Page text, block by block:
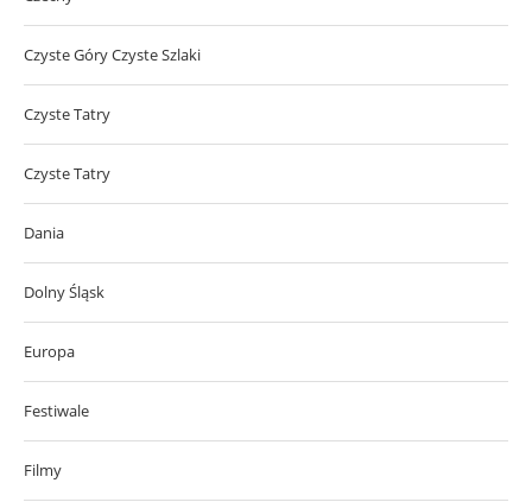
Czyste Góry Czyste Szlaki
Czyste Tatry
Czyste Tatry
Dania
Dolny Śląsk
Europa
Festiwale
Filmy